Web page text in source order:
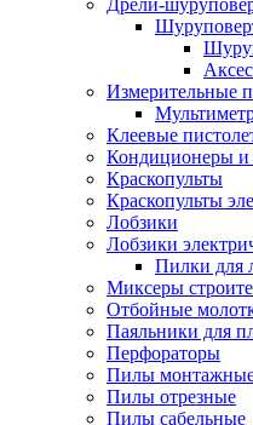
Дрели-
Измерительные
Клеевые
Кондиционеры и
Краскопульты
Краскопульты
Лобзики
Лобзики
Пилки для
Миксеры
Отбойные
Паяльники для
Перфораторы
Пилы
Пилы отрезные
Пилы сабельные